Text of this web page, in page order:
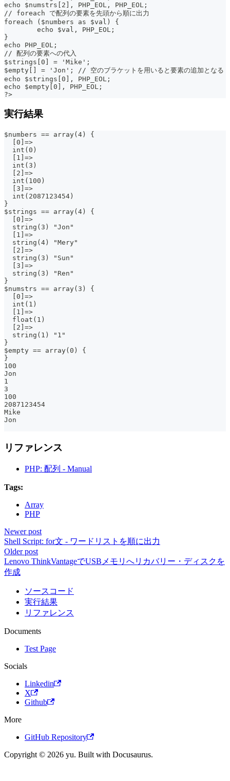
echo $numstrs[2], PHP_EOL, PHP_EOL;
// foreach で配列の要素を先頭から順に出力
foreach ($numbers as $val) {
	echo $val, PHP_EOL;
}
echo PHP_EOL;
// 配列の要素への代入
$strings[0] = 'Mike';
$empty[] = 'Jon'; // 空のブラケットを用いると要素の追加となる
echo $strings[0], PHP_EOL;
echo $empty[0], PHP_EOL;
?>
実行結果
$numbers == array(4) {
  [0]=>
  int(0)
  [1]=>
  int(3)
  [2]=>
  int(100)
  [3]=>
  int(2087123454)
}
$strings == array(4) {
  [0]=>
  string(3) "Jon"
  [1]=>
  string(4) "Mery"
  [2]=>
  string(3) "Sun"
  [3]=>
  string(3) "Ren"
}
$numstrs == array(3) {
  [0]=>
  int(1)
  [1]=>
  float(1)
  [2]=>
  string(1) "1"
}
$empty == array(0) {
}
100
Jon
1
3
100
2087123454
Mike
Jon
リファレンス
PHP: 配列 - Manual
Tags:
Array
PHP
Newer post
Shell Script: for文 - ワードリストを順に出力
Older post
Lenovo ThinkVantageでUSBメモリへリカバリー・ディスクを
作成
ソースコード
実行結果
リファレンス
Documents
Test Page
Socials
Linkedin
X
Github
More
GitHub Repository
Copyright © 2026 yu. Built with Docusaurus.